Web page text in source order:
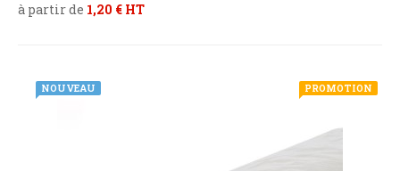
à partir de 1,20 € HT
NOUVEAU PROMOTION